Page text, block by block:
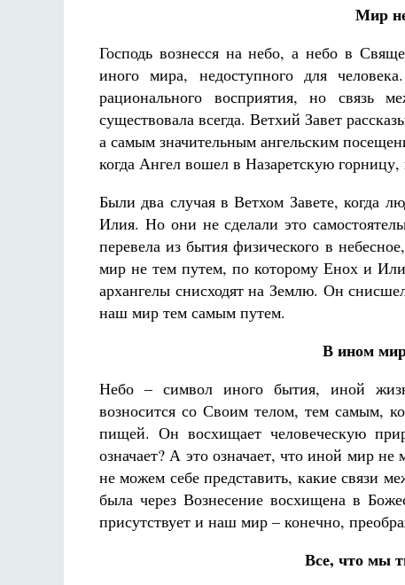
Мир
Господь вознесся на небо, а небо в
иного мира, недоступного для
рационального восприятия, но
существовала всегда. Ветхий Завет
а самым значительным ангельским
когда Ангел вошел в Назаретскую горницу,
Были два случая в Ветхом Завете, когда
Илия. Но они не сделали это
перевела из бытия физического в
мир не тем путем, по которому Енох и
архангелы снисходят на Землю. Он
наш мир тем самым путем.
В ином
Небо – символ иного бытия, иной
возносится со Своим телом, тем самым,
пищей. Он восхищает человеческую
означает? А это означает, что иной мир
не можем себе представить, какие связи
была через Вознесение восхищена в
присутствует и наш мир – конечно,
Все, что мы